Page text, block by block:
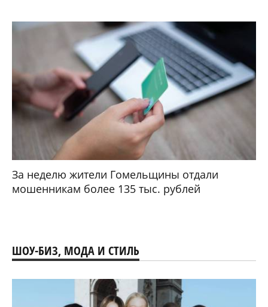
За неделю жители Гомельщины отдали
мошенникам более 135 тыс. рублей
ШОУ-БИЗ, МОДА И СТИЛЬ